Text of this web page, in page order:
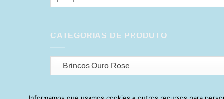
por:
CATEGORIAS DE PRODUTO
Brincos Ouro Rose
Informamos que usamos cookies e outros recursos para